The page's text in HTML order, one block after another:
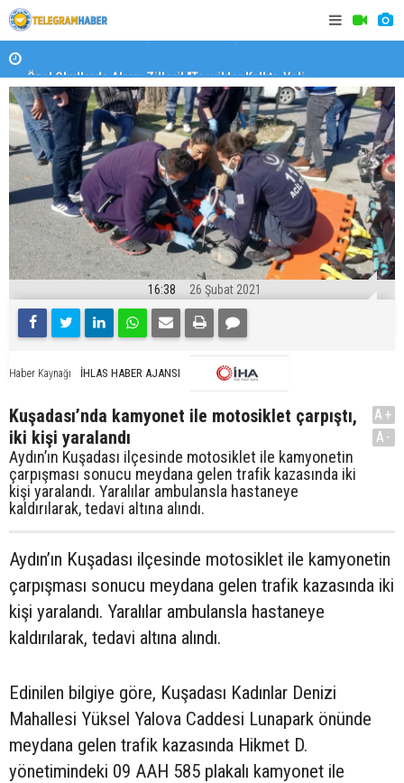
Devlet Okuluna Yöneldi"
16:38 26 Şubat 2021
Haber Kaynağı İHLAS HABER AJANSI
Kuşadası’nda kamyonet ile motosiklet çarpıştı,
iki kişi yaralandı
Aydın’ın Kuşadası ilçesinde motosiklet ile kamyonetin
çarpışması sonucu meydana gelen trafik kazasında iki
kişi yaralandı. Yaralılar ambulansla hastaneye
kaldırılarak, tedavi altına alındı.
A+
A-
Aydın’ın Kuşadası ilçesinde motosiklet ile kamyonetin
çarpışması sonucu meydana gelen trafik kazasında iki
kişi yaralandı. Yaralılar ambulansla hastaneye
kaldırılarak, tedavi altına alındı.
Edinilen bilgiye göre, Kuşadası Kadınlar Denizi
Mahallesi Yüksel Yalova Caddesi Lunapark önünde
meydana gelen trafik kazasında Hikmet D.
yönetimindeki 09 AAH 585 plakalı kamyonet ile